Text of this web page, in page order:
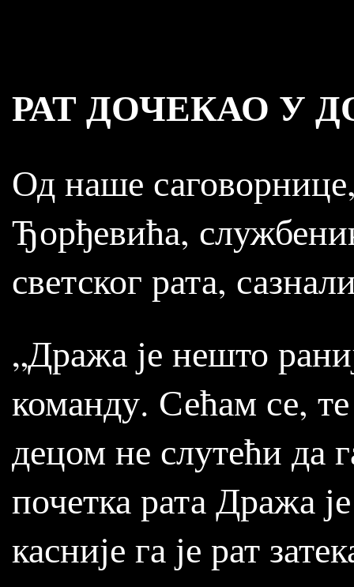
РАТ ДОЧЕКАО У
Од наше
Ђорђевића,
светског рата,
„Дража је нешто
команду. Сећам се,
децом не слутећи да
почетка рата Дража
касније га је рат